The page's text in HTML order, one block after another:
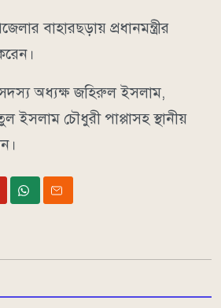
বাহারছড়ায় প্রধানমন্ত্রীর
অধ্যক্ষ জহিরুল ইসলাম,
ইসলাম চৌধুরী পাপ্পাসহ স্থানীয়